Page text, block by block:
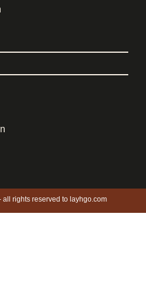
rights reserved to layhgo.com